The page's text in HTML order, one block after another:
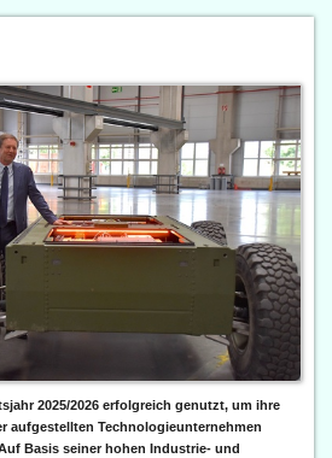
2025/2026 erfolgreich genutzt, um ihre
aufgestellten Technologieunternehmen
Basis seiner hohen Industrie- und